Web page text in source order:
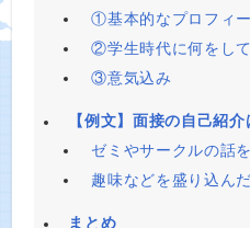
①基本的なプロフィ
②学生時代に何をし
③意気込み
【例文】面接の自己紹
ゼミやサークルの話
趣味などを盛り込ん
まとめ